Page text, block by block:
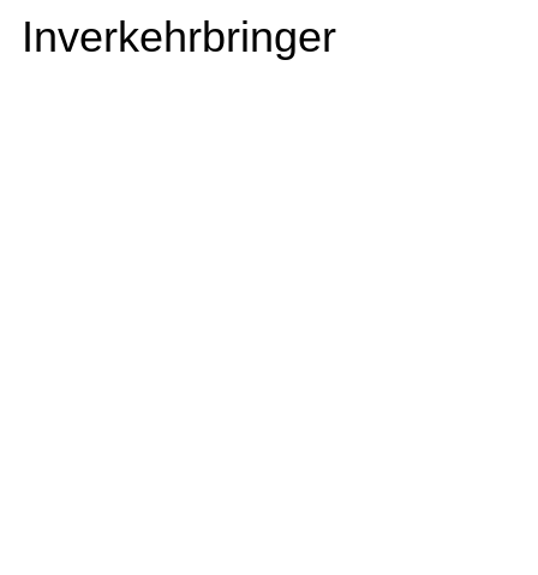
Inverkehrbringer